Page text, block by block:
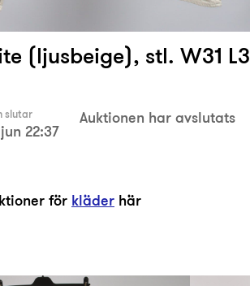
(ljusbeige), stl. W31
slutar
22:37
Auktionen har avslutats
för kläder här